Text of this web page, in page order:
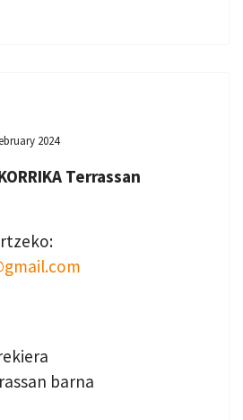
2024
Terrassan
barna